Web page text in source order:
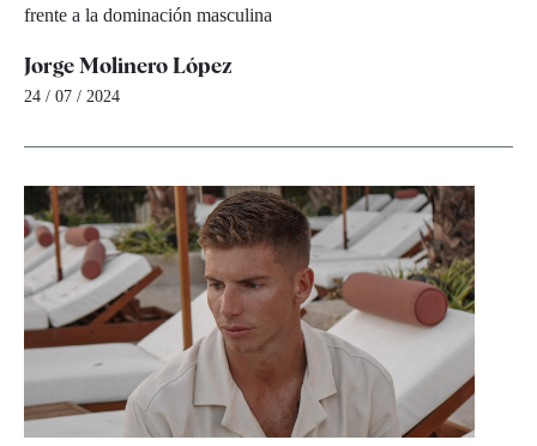
frente a la dominación masculina
Jorge Molinero López
24 / 07 / 2024